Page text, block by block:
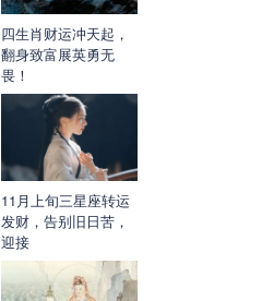
四生肖财运冲天起，
翻身致富展英勇无
畏！
11月上旬三星座转运
发财，告别旧日苦，
迎接